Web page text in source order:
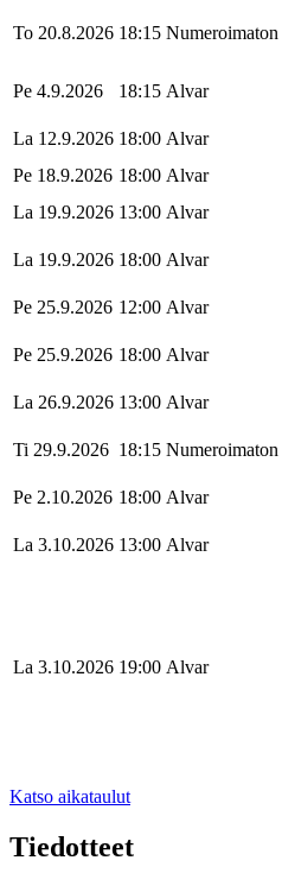
To 20.8.2026 18:15 Numeroimaton
Pe 4.9.2026 18:15 Alvar
La 12.9.2026 18:00 Alvar
Pe 18.9.2026 18:00 Alvar
La 19.9.2026 13:00 Alvar
La 19.9.2026 18:00 Alvar
Pe 25.9.2026 12:00 Alvar
Pe 25.9.2026 18:00 Alvar
La 26.9.2026 13:00 Alvar
Ti 29.9.2026 18:15 Numeroimaton
Pe 2.10.2026 18:00 Alvar
La 3.10.2026 13:00 Alvar
La 3.10.2026 19:00 Alvar
Katso aikataulut
Tiedotteet